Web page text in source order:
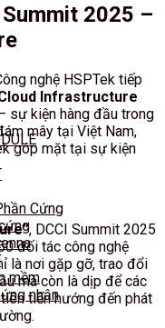
Cứng
mềm
nhận
2025 –
nghệ HSPTek tiếp
Infrastructure
sự kiện hàng đầu trong
mây tại Việt Nam,
góp mặt tại sự kiện
, DCCI Summit 2025
đối tác công nghệ
là nơi gặp gỡ, trao đổi
mà còn là dịp để các
tiến hướng đến phát